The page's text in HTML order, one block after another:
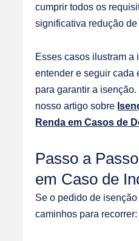
cumprir todos os
significativa redução de
Esses casos ilustram a
entender e seguir cada
para garantir a
nosso artigo sobre
Renda em Casos de
Passo a
em Caso de
Se o pedido de
caminhos para recorrer: